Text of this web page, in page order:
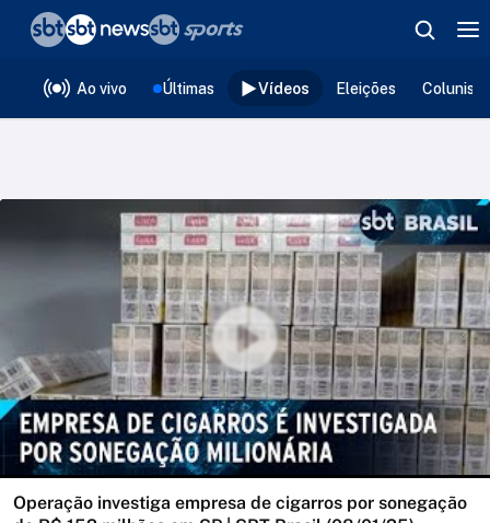
Ao vivo Últimas Vídeos Eleições
Operação investiga empresa de cigarros por sonegação
❮voltar
Editorias